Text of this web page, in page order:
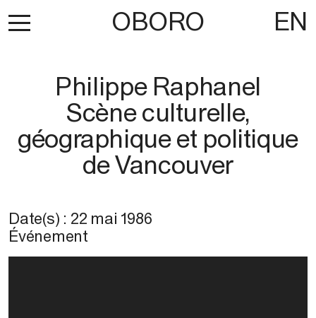
OBORO EN
Philippe Raphanel
Scène culturelle,
géographique et politique
de Vancouver
Date(s) : 22 mai 1986
Événement